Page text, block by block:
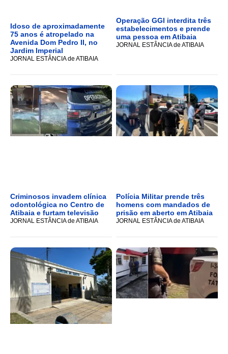
Idoso de aproximadamente
75 anos é atropelado na
Avenida Dom Pedro II, no
Jardim Imperial
JORNAL ESTÂNCIA de ATIBAIA
Operação GGI interdita três
estabelecimentos e prende
uma pessoa em Atibaia
JORNAL ESTÂNCIA de ATIBAIA
Criminosos invadem clínica
odontológica no Centro de
Atibaia e furtam televisão
JORNAL ESTÂNCIA de ATIBAIA
Polícia Militar prende três
homens com mandados de
prisão em aberto em Atibaia
JORNAL ESTÂNCIA de ATIBAIA